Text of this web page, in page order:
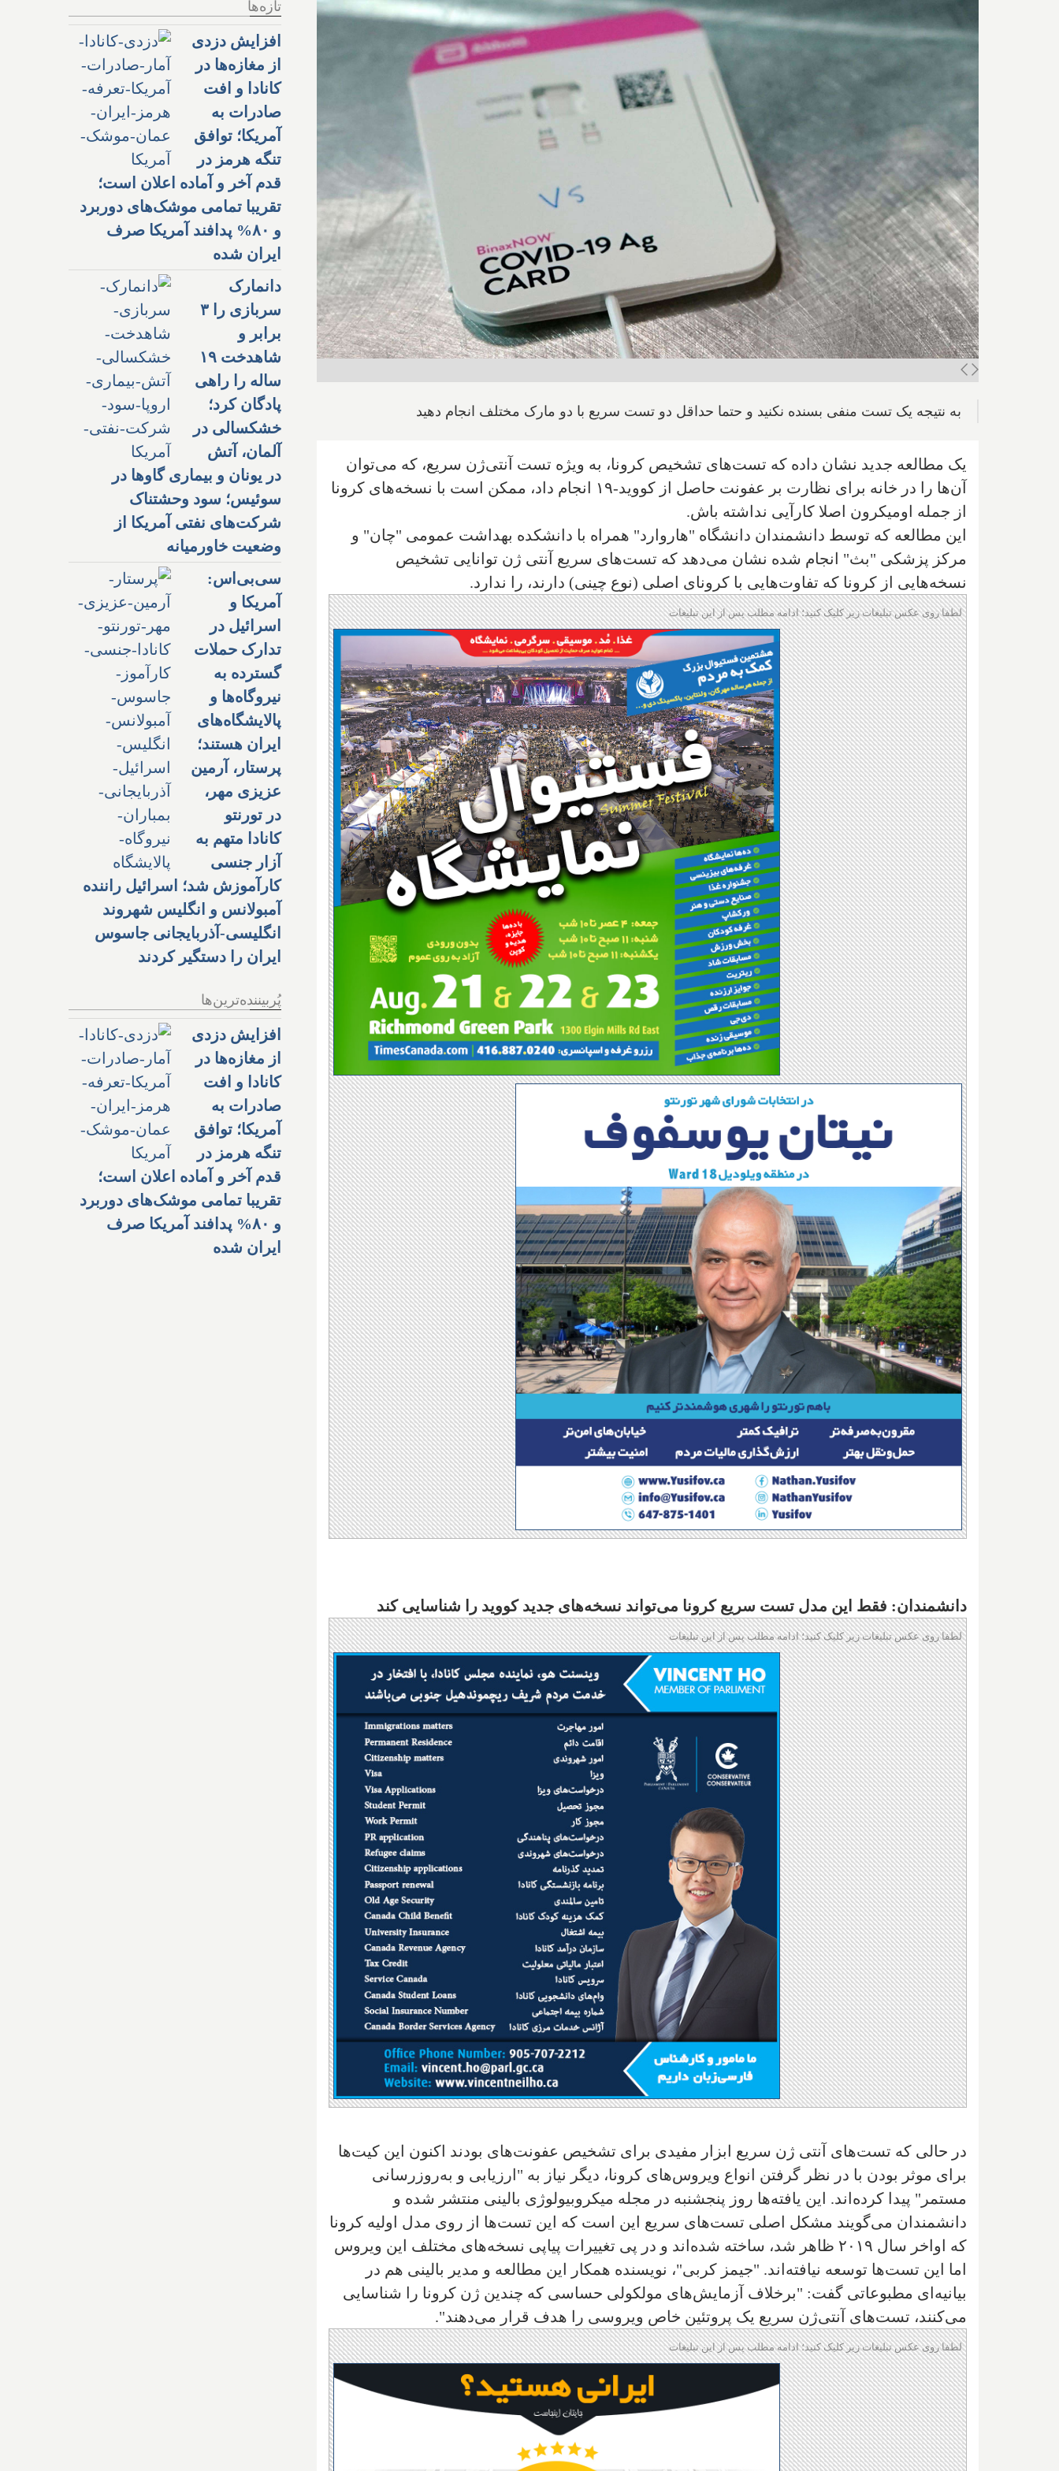
به نتیجه یک تست منفی بسنده نکنید و حتما حداقل دو تست سریع با دو مارک مختلف انجام دهید
یک مطالعه جدید نشان داده که تست‌های تشخیص کرونا، به ویژه تست آنتی‌ژن سریع، که می‌توان
آن‌ها را در خانه برای نظارت بر عفونت حاصل از کووید-۱۹ انجام داد، ممکن است با نسخه‌های کرونا
از جمله اومیکرون اصلا کارآیی نداشته باش.
این مطالعه که توسط دانشمندان دانشگاه "هاروارد" همراه با دانشکده بهداشت عمومی "چان" و
مرکز پزشکی "بث" انجام شده نشان می‌دهد که تست‌های سریع آنتی ژن توانایی تشخیص
نسخه‌هایی از کرونا که تفاوت‌هایی با کرونای اصلی (نوع چینی) دارند، را ندارد.
لطفا روی عکس تبلیغات زیر کلیک کنید؛ ادامه مطلب پس از این تبلیغات
دانشمندان: فقط این مدل تست سریع کرونا می‌تواند نسخه‌های جدید کووید را شناسایی کند
لطفا روی عکس تبلیغات زیر کلیک کنید؛ ادامه مطلب پس از این تبلیغات
در حالی که تست‌های آنتی ژن سریع ابزار مفیدی برای تشخیص عفونت‌های بودند اکنون این کیت‌ها
برای موثر بودن با در نظر گرفتن انواع ویروس‌های کرونا، دیگر نیاز به "ارزیابی و به‌روزرسانی
مستمر" پیدا کرده‌اند. این یافته‌ها روز پنجشنبه در مجله میکروبیولوژی بالینی منتشر شده و
دانشمندان می‌گویند مشکل اصلی تست‌های سریع این است که این تست‌ها از روی مدل اولیه کرونا
که اواخر سال ۲۰۱۹ ظاهر شد، ساخته شده‌اند و در پی تغییرات پیاپی نسخه‌های مختلف این ویروس
اما این تست‌ها توسعه نیافته‌اند. "جیمز کربی"، نویسنده همکار این مطالعه و مدیر بالینی هم در
بیانیه‌ای مطبوعاتی گفت: "برخلاف آزمایش‌های مولکولی حساسی که چندین ژن کرونا را شناسایی
می‌کنند، تست‌های آنتی‌ژن سریع یک پروتئین خاص ویروسی را هدف قرار می‌دهند".
لطفا روی عکس تبلیغات زیر کلیک کنید؛ ادامه مطلب پس از این تبلیغات
تازه‌ها
افزایش دزدی
از مغازه‌ها در
کانادا و افت
صادرات به
آمریکا؛ توافق
تنگه هرمز در
قدم آخر و آماده اعلان است؛
تقریبا تمامی موشک‌های دوربرد
و ۸۰% پدافند آمریکا صرف
ایران شده
دانمارک
سربازی را ۳
برابر و
شاهدخت ۱۹
ساله را راهی
پادگان کرد؛
خشکسالی در
آلمان، آتش
در یونان و بیماری گاوها در
سوئیس؛ سود وحشتناک
شرکت‌های نفتی آمریکا از
وضعیت خاورمیانه
سی‌بی‌اس:
آمریکا و
اسرائیل در
تدارک حملات
گسترده به
نیروگاه‌ها و
پالایشگاه‌های
ایران هستند؛
پرستار، آرمین
عزیزی مهر،
در تورنتو
کانادا متهم به
آزار جنسی
کارآموزش شد؛ اسرائیل راننده
آمبولانس و انگلیس شهروند
انگلیسی-آذربایجانی جاسوس
ایران را دستگیر کردند
پُربیننده‌ترین‌ها
افزایش دزدی
از مغازه‌ها در
کانادا و افت
صادرات به
آمریکا؛ توافق
تنگه هرمز در
قدم آخر و آماده اعلان است؛
تقریبا تمامی موشک‌های دوربرد
و ۸۰% پدافند آمریکا صرف
ایران شده